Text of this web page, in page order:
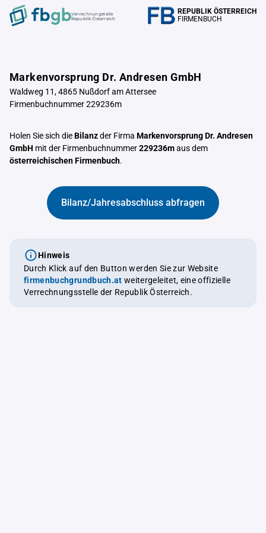
Verrechnungstelle
Republik Österreich
REPUBLIK ÖSTERREICH
FIRMENBUCH
Markenvorsprung Dr. Andresen GmbH
Waldweg 11, 4865 Nußdorf am Attersee
Firmenbuchnummer 229236m
Holen Sie sich dieBilanzder Firma Markenvorsprung Dr. Andresen
GmbH mit der Firmenbuchnummer229236maus dem
österreichischen Firmenbuch.
Bilanz/Jahresabschluss abfragen
Hinweis
Durch Klick auf den Button werden Sie zur Website
firmenbuchgrundbuch.at weitergeleitet, eine offizielle
Verrechnungsstelle der Republik Österreich.